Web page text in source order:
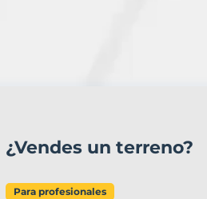
¿Vendes un terreno?
Para profesionales